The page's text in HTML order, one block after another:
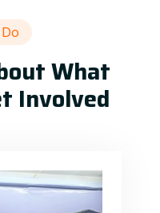
What
Involved